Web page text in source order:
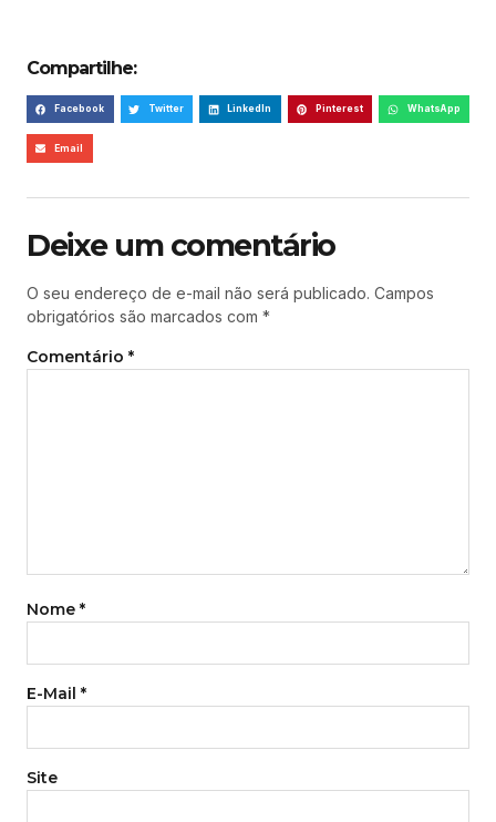
Compartilhe:
Facebook Twitter LinkedIn Pinterest WhatsApp
Email
Deixe um comentário
O seu endereço de e-mail não será publicado. Campos
obrigatórios são marcados com *
Comentário *
Nome *
E-Mail *
Site